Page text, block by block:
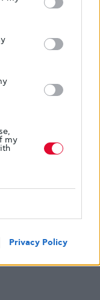
my
Privacy Policy
που
αντιβιοτική».
οι γιατροί θα
με βάση τα
που